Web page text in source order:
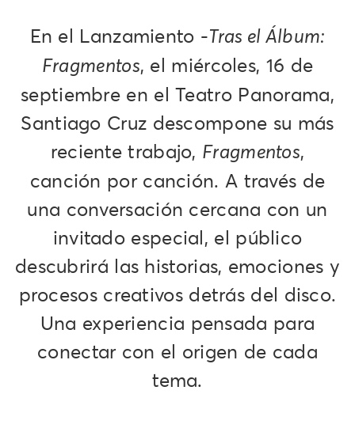
En el Lanzamiento -Tras el Álbum:
Fragmentos, el miércoles, 16 de
septiembre en el Teatro Panorama,
Santiago Cruz descompone su más
reciente trabajo, Fragmentos,
canción por canción. A través de
una conversación cercana con un
invitado especial, el público
descubrirá las historias, emociones y
procesos creativos detrás del disco.
Una experiencia pensada para
conectar con el origen de cada
tema.